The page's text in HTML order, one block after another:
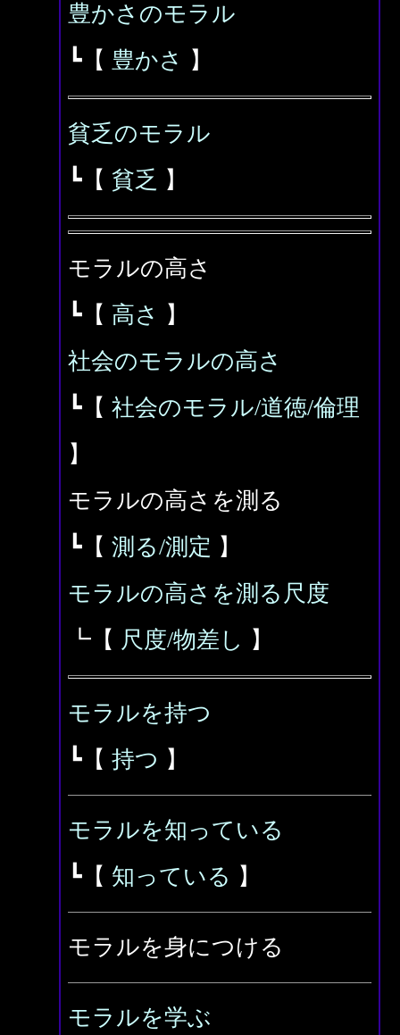
豊かさのモラル
┗【 豊かさ 】
貧乏のモラル
┗【 貧乏 】
モラルの高さ
┗【 高さ
】
社会のモラルの高さ
┗【 社会のモラル/道徳/倫理
】
モラルの高さを測る
┗【 測る/測定 】
モラルの高さを測る尺度
┗【 尺度/物差し 】
モラルを持つ
┗【 持つ 】
モラルを知っている
┗【 知っている 】
モラルを身につける
モラルを学ぶ